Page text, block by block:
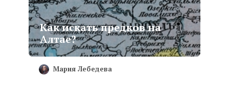
Как искать предков на
Алтае?
Мария Лебедева